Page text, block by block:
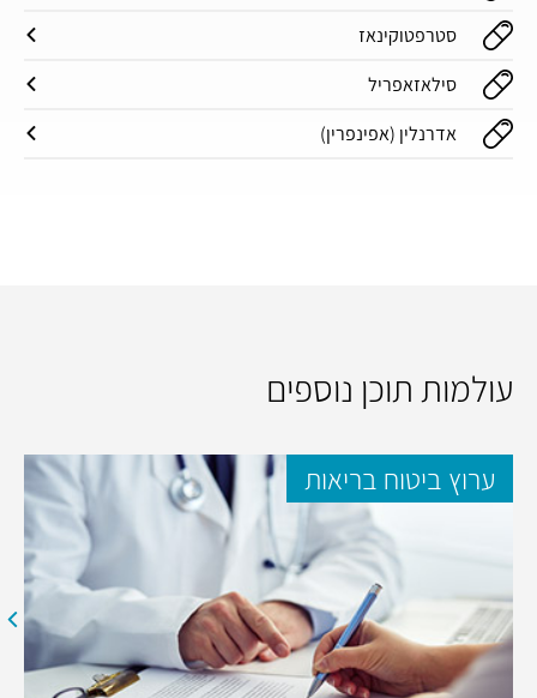
סטרפטוקינאז
סילאזאפריל
אדרנלין (אפינפרין)
עולמות תוכן נוספים
ערוץ ביטוח בריאות